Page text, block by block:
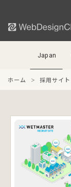
Japan
ホーム 採用サイ